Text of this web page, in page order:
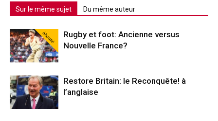
Sur le même sujet Du même auteur
Abonné
Rugby et foot: Ancienne versus
Nouvelle France?
Restore Britain: le Reconquête! à
l’anglaise